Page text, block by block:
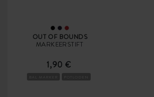
OUT OF BOUNDS
MARKEERSTIFT
1,90 €